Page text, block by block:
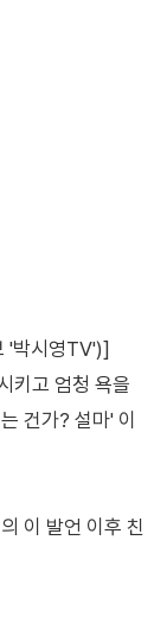
'박시영TV')]
키고 엄청 욕을
건가? 설마' 이
이 발언 이후 친